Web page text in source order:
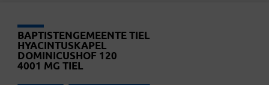
BAPTISTENGEMEENTE TIEL
HYACINTUSKAPEL
DOMINICUSHOF 120
4001 MG TIEL